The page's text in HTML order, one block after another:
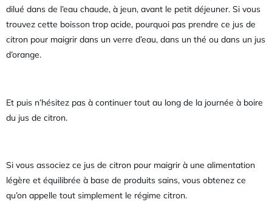
dilué dans de l’eau chaude, à jeun, avant le petit déjeuner. Si vous
trouvez cette boisson trop acide, pourquoi pas prendre ce jus de
citron pour maigrir dans un verre d’eau, dans un thé ou dans un jus
d’orange.
Et puis n’hésitez pas à continuer tout au long de la journée à boire
du jus de citron.
Si vous associez ce jus de citron pour maigrir à une alimentation
légère et équilibrée à base de produits sains, vous obtenez ce
qu’on appelle tout simplement le régime citron.